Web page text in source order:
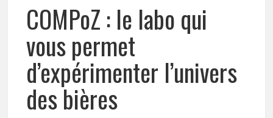
COMPoZ : le labo qui
vous permet
d’expérimenter l’univers
des bières